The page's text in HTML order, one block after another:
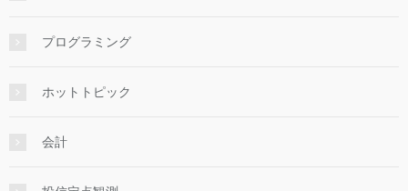
プログラミング
ホットトピック
会計